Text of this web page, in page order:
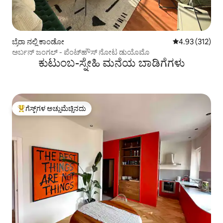
ಬ್ರೆರಾ ನಲ್ಲಿ ಕಾಂಡೋ 5 ರಲ್ಲಿ 4.93
4.93 (312)
ಅರ್ಬನ್ ಜಂಗಲ್ - ಪೆಂಟ್‌ಹೌಸ್ ನೋಟ ಡುಯೊಮೊ
ಕುಟುಂಬ-ಸ್ನೇಹಿ ಮನೆಯ ಬಾಡಿಗೆಗಳು
ಗೆಸ್ಟ್‌ಗಳಿಗೆ ಅತಿ ಹೆಚ್ಚು ಅಚ್ಚುಮೆಚ್ಚಿನದು
ಗೆಸ್ಟ್‌ಗಳ ಅಚ್ಚುಮೆಚ್ಚಿನದು